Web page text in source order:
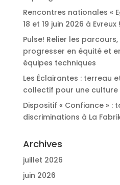
Rencontres nationales «
18 et 19 juin 2026 à Evreux !
Pulse! Relier les
progresser en équité et
équipes techniques
Les Éclairantes : terreau
collectif pour une
Dispositif « Confiance » :
discriminations à La
Archives
juillet 2026
juin 2026